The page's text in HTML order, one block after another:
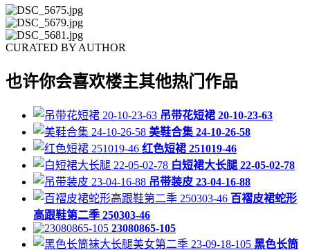
CURATED BY AUTHOR
也许你会喜欢楼主其他热门作品
吊带花短裙 20-10-23-63
美鞋合集 24-10-26-58
红色短裙 251019-46
白短裙大长腿 22-05-02-78
吊带装皮 23-04-16-88
百褶皮裙蛇形
高跟鞋第二季 250303-46
23080865-105
黑色长筒